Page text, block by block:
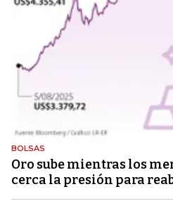
BOLSAS
Oro sube mientras los
cerca la presión para